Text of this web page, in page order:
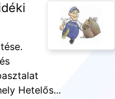
Hetelős...